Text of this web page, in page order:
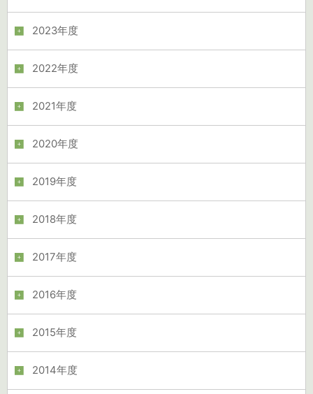
2023年度
2022年度
2021年度
2020年度
2019年度
2018年度
2017年度
2016年度
2015年度
2014年度